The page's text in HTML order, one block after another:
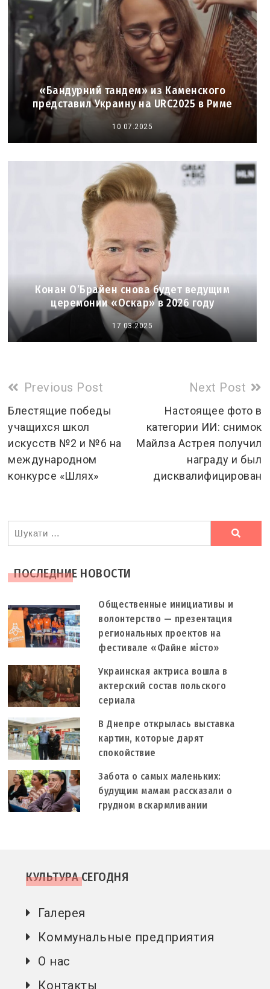
«Бандурний тандем» из Каменского
представил Украину на URC2025 в Риме
10.07.2025
Конан О’Брайен снова будет ведущим
церемонии «Оскар» в 2026 году
17.03.2025
Read
more
articles
Previous Post
Блестящие победы
учащихся школ
искусств №2 и №6 на
международном
конкурсе «Шлях»
Next Post
Настоящее фото в
категории ИИ: снимок
Майлза Астрея получил
награду и был
дисквалифицирован
Ви
шукали
ПОСЛЕДНИЕ НОВОСТИ
Общественные инициативы и
волонтерство — презентация
региональных проектов на
фестивале «Файне місто»
Украинская актриса вошла в
актерский состав польского
сериала
В Днепре открылась выставка
картин, которые дарят
спокойствие
Забота о самых маленьких:
будущим мамам рассказали о
грудном вскармливании
КУЛЬТУРА СЕГОДНЯ
Галерея
Коммунальные предприятия
О нас
Контакты